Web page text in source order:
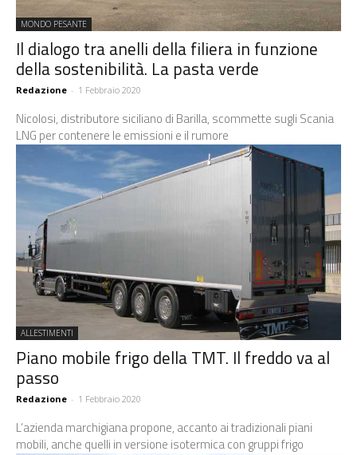
MONDO PESANTE
Il dialogo tra anelli della filiera in funzione
della sostenibilità. La pasta verde
Redazione - 1 Febbraio 2020
Nicolosi, distributore siciliano di Barilla, scommette sugli Scania
LNG per contenere le emissioni e il rumore
ALLESTIMENTI
Piano mobile frigo della TMT. Il freddo va al
passo
Redazione - 1 Febbraio 2020
L’azienda marchigiana propone, accanto ai tradizionali piani
mobili, anche quelli in versione isotermica con gruppi frigo